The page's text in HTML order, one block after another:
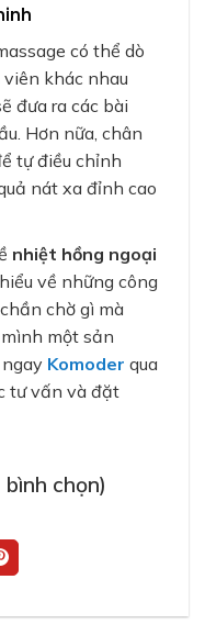
có thể dò
khác nhau
đưa ra các bài
Hơn nữa, chân
tự điều chỉnh
nát xa đỉnh cao
nhiệt hồng ngoại
về những công
chờ gì mà
một sản
Komoder qua
tư vấn và đặt
chọn)